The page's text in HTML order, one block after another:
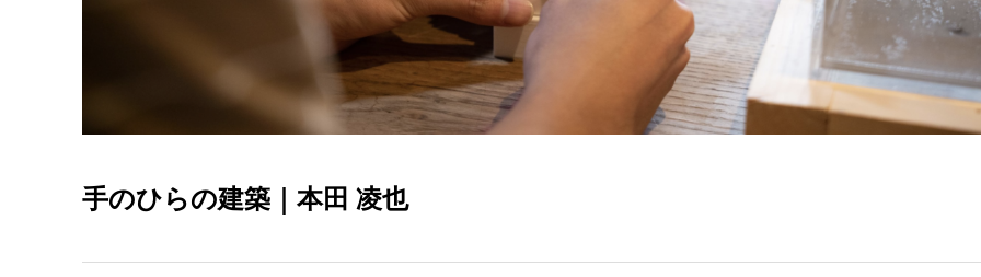
手のひらの建築｜本田 凌也